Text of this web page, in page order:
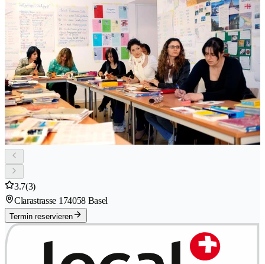
3.7(3)
Clarastrasse 174058 Basel
Termin reservieren